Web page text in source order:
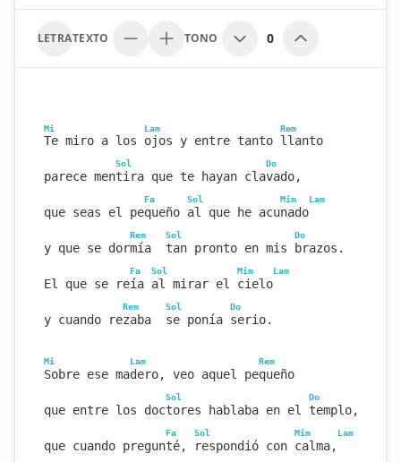
LETRATEXTO TONO 0
Mi Lam Rem
Te miro a los ojos y entre tanto llanto
Sol Do
parece mentira que te hayan clavado,
Fa Sol Mim Lam
que seas el pequeño al que he acunado
Rem Sol Do
y que se dormía  tan pronto en mis brazos.
Fa Sol Mim Lam
El que se reía al mirar el cielo
Rem Sol Do
y cuando rezaba  se ponía serio.
Mi Lam Rem
Sobre ese madero, veo aquel pequeño
Sol Do
que entre los doctores hablaba en el templo,
Fa Sol Mim Lam
que cuando pregunté, respondió con calma,